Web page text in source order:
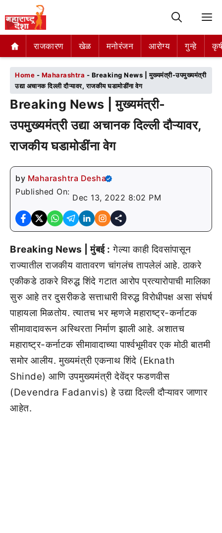
राजकारण खेळ मनोरंजन आरोग्य गुन्हे
राजकारण खेळ मनोरंजन आरोग्य गुन्हे
Home - Maharashtra - Breaking News | मुख्यमंत्री-उपमुख्यमंत्री
उद्या अचानक दिल्ली दौऱ्यावर, राजकीय घडामोडींना वेग
Breaking News | मुख्यमंत्री-
उपमुख्यमंत्री उद्या अचानक दिल्ली दौऱ्यावर,
राजकीय घडामोडींना वेग
by Maharashtra Desha
Published On:
Dec 13, 2022 8:02 PM
Breaking News | मुंबई : गेल्या काही दिवसांपासून
राज्यातील राजकीय वातावरण चांगलंच तापलेलं आहे. ठाकरे
एकीकडे ठाकरे विरुद्ध शिंदे गटात आरोप प्रत्यारोपाची मालिका
सुरु आहे तर दुसरीकडे सत्ताधारी विरुद्ध विरोधीपक्ष असा संघर्ष
पाहायला मिळतोय. त्यातच भर म्हणजे महाराष्ट्र-कर्नाटक
सीमावादावरून अस्थिरता निर्माण झाली आहे. अशातच
महाराष्ट्र-कर्नाटक सीमावादाच्या पार्श्वभूमीवर एक मोठी बातमी
समोर आलीय. मुख्यमंत्री एकनाथ शिंदे (Eknath
Shinde) आणि उपमुख्यमंत्री देवेंद्र फडणवीस
(Devendra Fadanvis) हे उद्या दिल्ली दौऱ्यावर जाणार
आहेत.